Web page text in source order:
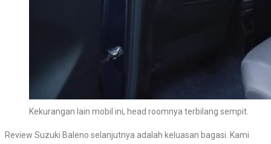
Kekurangan lain mobil ini, head roomnya terbilang sempit.
Review Suzuki Baleno selanjutnya adalah keluasan bagasi. Kami